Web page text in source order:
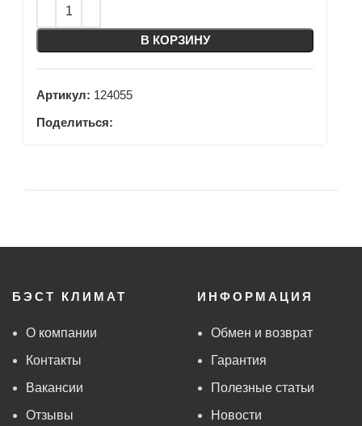
В КОРЗИНУ
Артикул: 124055
Поделиться:
БЭСТ КЛИМАТ
О компании
Контакты
Вакансии
Отзывы
ИНФОРМАЦИЯ
Обмен и возврат
Гарантия
Полезные статьи
Новости